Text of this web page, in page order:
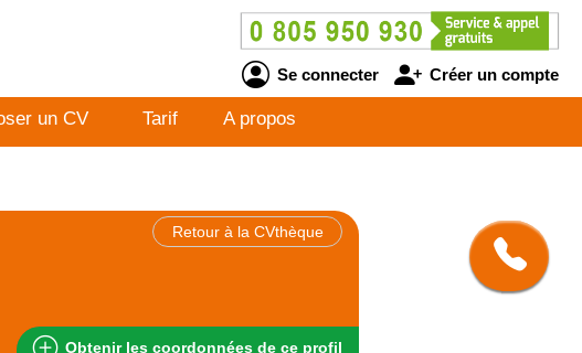
Se connecter Créer un compte
un CV Tarif A propos
Retour à la CVthèque
Obtenir les coordonnées de ce profil